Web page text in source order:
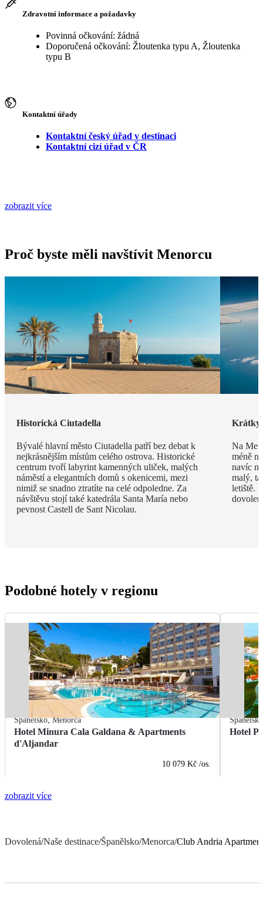
Zdravotní informace a požadavky
Povinná očkování: žádná
Doporučená očkování: Žloutenka typu A, Žloutenka
typu B
Kontaktní úřady
Kontaktní český úřad v destinaci
Kontaktní cizí úřad v ČR
zobrazit více
Proč byste měli navštívit Menorcu
Historická Ciutadella
Bývalé hlavní město Ciutadella patří bez debat k
nejkrásnějším místům celého ostrova. Historické
centrum tvoří labyrint kamenných uliček, malých
náměstí a elegantních domů s okenicemi, mezi
nimiž se snadno ztratíte na celé odpoledne. Za
návštěvu stojí také katedrála Santa María nebo
pevnost Castell de Sant Nicolau.
Krátký
Na
méně
navíc
malý,
letiště.
Podobné hotely v regionu
Španělsko,Menorca
Hotel Minura Cala Galdana & Apartments
d'Aljandar
10 079 Kč /os.
Španělsko
Hotel
zobrazit více
Dovolená/Naše destinace/Španělsko/Menorca/Club Andria